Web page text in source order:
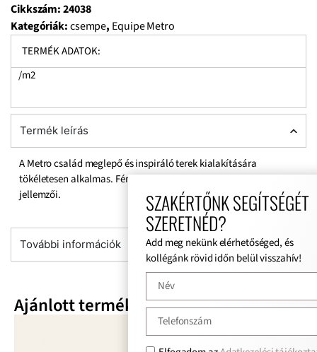
Cikkszám:24038
Kategóriák:csempe, Equipe Metro
TERMÉK ADATOK:
/m2
Termék leírás
A Metro család meglepő és inspiráló terek kialakítására
tökéletesen alkalmas. Fény, egyszerűség és lágy színek a
jellemzői.
További információk
Ajánlott termékek
SZAKÉRTŐNK SEGÍTSÉGÉT
SZERETNÉD?
Add meg nekünk elérhetőséged, és
kollégánk rövid időn belül visszahív!